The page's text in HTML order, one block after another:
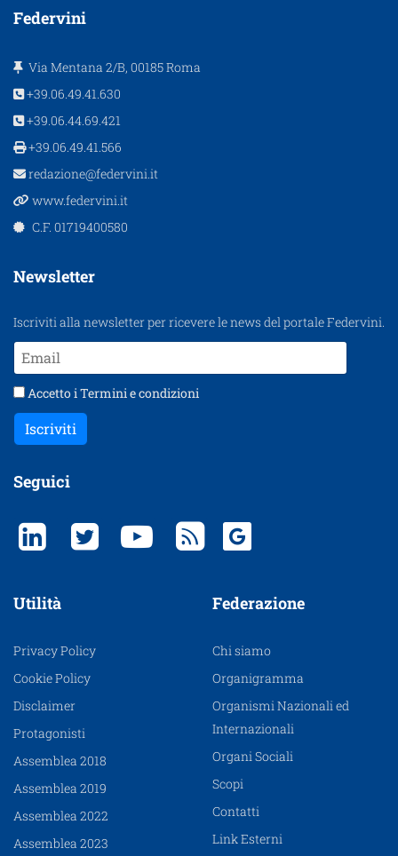
Federvini
Via Mentana 2/B, 00185 Roma
+39.06.49.41.630
+39.06.44.69.421
+39.06.49.41.566
redazione@federvini.it
www.federvini.it
C.F. 01719400580
Newsletter
Iscriviti alla newsletter per ricevere le news del portale Federvini.
Accetto i Termini e condizioni
Iscriviti
Seguici
Utilità
Privacy Policy
Cookie Policy
Disclaimer
Protagonisti
Assemblea 2018
Assemblea 2019
Assemblea 2022
Assemblea 2023
Federazione
Chi siamo
Organigramma
Organismi Nazionali ed
Internazionali
Organi Sociali
Scopi
Contatti
Link Esterni